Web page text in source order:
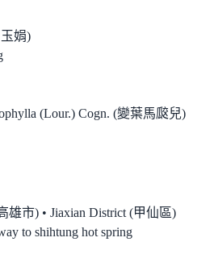
娟)
(Lour.) Cogn. (變葉馬㼎兒)
雄市) • Jiaxian District (甲仙區)
to shihtung hot spring